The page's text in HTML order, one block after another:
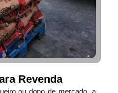
Revenda